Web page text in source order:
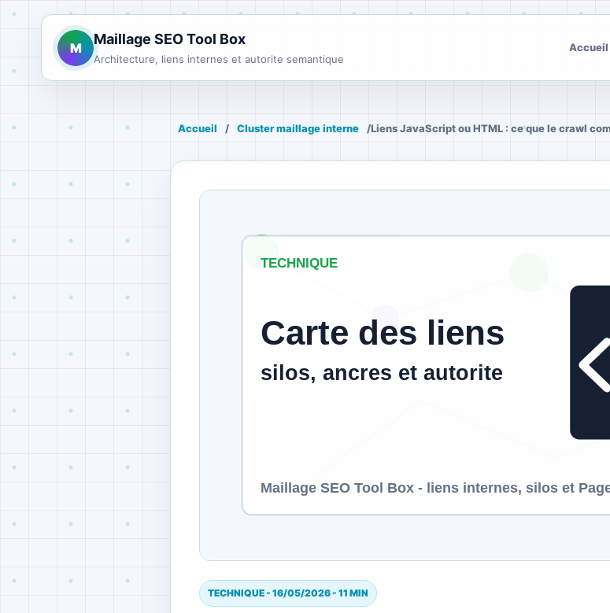
M
Maillage SEO Tool Box
Architecture, liens internes et autorite semantique
Accueil
Accueil / Cluster maillage interne /Liens JavaScript ou HTML : ce que le crawl
TECHNIQUE - 16/05/2026 - 11 MIN